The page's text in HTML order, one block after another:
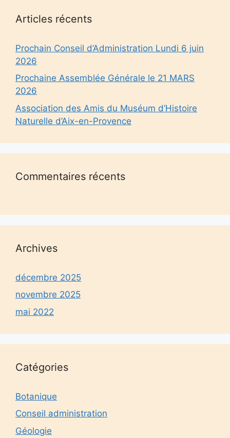
Articles récents
Prochain Conseil d’Administration Lundi 6 juin
2026
Prochaine Assemblée Générale le 21 MARS
2026
Association des Amis du Muséum d’Histoire
Naturelle d’Aix-en-Provence
Commentaires récents
Archives
décembre 2025
novembre 2025
mai 2022
Catégories
Botanique
Conseil administration
Géologie